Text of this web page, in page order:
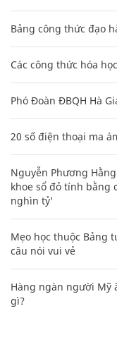
Bảng công thức đạo
Các công thức hóa
Phó Đoàn ĐBQH Hà
20 số điện thoại ma
Nguyễn Phương
khoe sổ đỏ tính bằng
nghìn tỷ'
Mẹo học thuộc Bảng
câu nói vui vẻ
Hàng ngàn người Mỹ
gì?